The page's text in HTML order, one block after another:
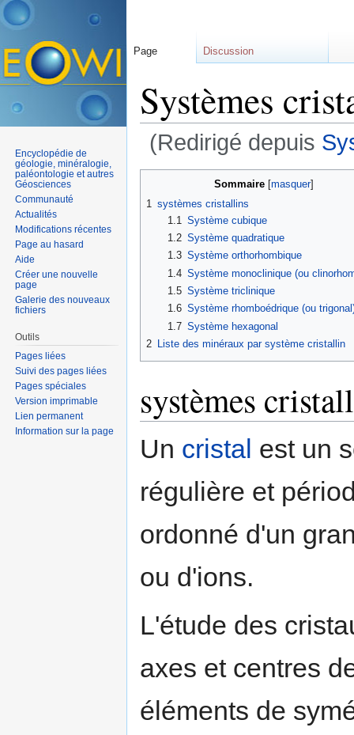
Systèmes
(Redirigé depuis
Sommaire[masquer]
1 systèmes cristallins
1.1 Système cubique
1.2 Système quadratique
1.3 Système orthorhombique
1.4 Système monoclinique (ou
1.5 Système triclinique
1.6 Système rhomboédrique (ou
1.7 Système hexagonal
2
Liste des minéraux par système cristallin
systèmes
Un cristal est un
régulière et
ordonné d'un
ou d'ions.
L'étude des
axes et centres
éléments de
Page Discussion
Encyclopédie de
géologie, minéralogie,
paléontologie et autres
Géosciences
Communauté
Actualités
Modifications récentes
Page au hasard
Aide
Créer une nouvelle
page
Galerie des nouveaux
fichiers
Outils
Pages liées
Suivi des pages liées
Pages spéciales
Version imprimable
Lien permanent
Information sur la page